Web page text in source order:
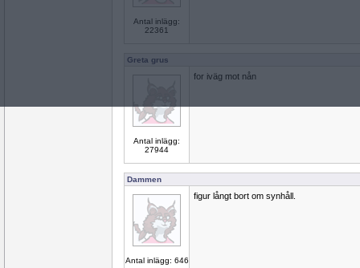
Antal inlägg:
22361
Greta grus
Antal inlägg:
27944
for iväg mot nån
Dammen
Antal inlägg: 646
figur långt bort om synhåll.